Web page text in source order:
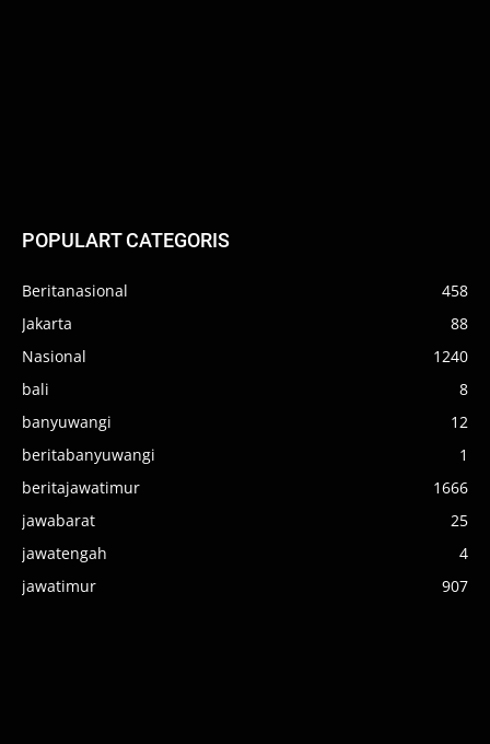
POPULART CATEGORIS
Beritanasional
458
Jakarta
88
Nasional
1240
bali
8
banyuwangi
12
beritabanyuwangi
1
beritajawatimur
1666
jawabarat
25
jawatengah
4
jawatimur
907